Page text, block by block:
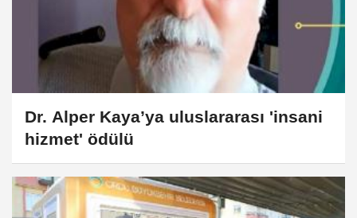
Dr. Alper Kaya’ya uluslararası 'insani
hizmet' ödülü